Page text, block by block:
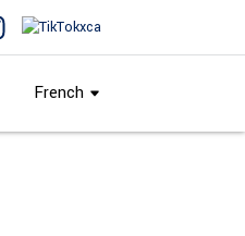
French